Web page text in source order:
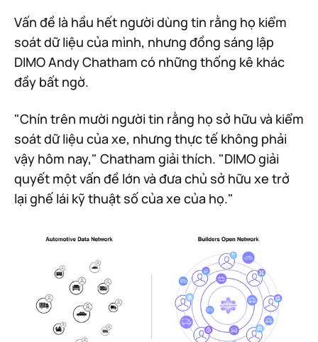
Vấn đề là hầu hết người dùng tin rằng họ kiểm
soát dữ liệu của mình, nhưng đồng sáng lập
DIMO Andy Chatham có những thống kê khác
đầy bất ngờ.
"Chín trên mười người tin rằng họ sở hữu và kiểm
soát dữ liệu của xe, nhưng thực tế không phải
vậy hôm nay," Chatham giải thích. "DIMO giải
quyết một vấn đề lớn và đưa chủ sở hữu xe trở
lại ghế lái kỹ thuật số của xe của họ."